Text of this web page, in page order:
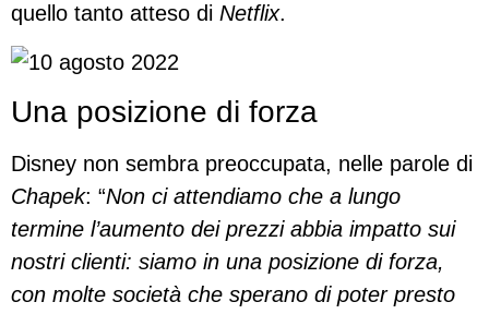
quello tanto atteso di Netflix.
Una posizione di forza
Disney non sembra preoccupata, nelle parole di
Chapek: “Non ci attendiamo che a lungo
termine l’aumento dei prezzi abbia impatto sui
nostri clienti: siamo in una posizione di forza,
con molte società che sperano di poter presto